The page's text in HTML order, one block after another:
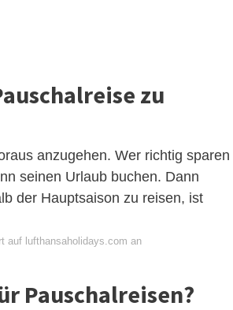
zu
anzugehen. Wer richtig sparen
seinen Urlaub buchen. Dann
der Hauptsaison zu reisen, ist
auf lufthansaholidays.com an
Pauschalreisen?